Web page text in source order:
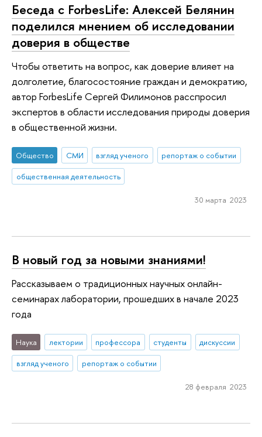
Беседа с ForbesLife: Алексей Белянин
поделился мнением об исследовании
доверия в обществе
Чтобы ответить на вопрос, как доверие влияет на
долголетие, благосостояние граждан и демократию,
автор ForbesLife Сергей Филимонов расспросил
экспертов в области исследования природы доверия
в общественной жизни.
Общество СМИ взгляд ученого
репортаж о событии
общественная деятельность
30 марта 2023
В новый год за новыми знаниями!
Рассказываем о традиционных научных онлайн-
семинарах лаборатории, прошедших в начале 2023
года
Наука лектории профессора студенты
дискуссии
взгляд ученого
репортаж о событии
28 февраля 2023